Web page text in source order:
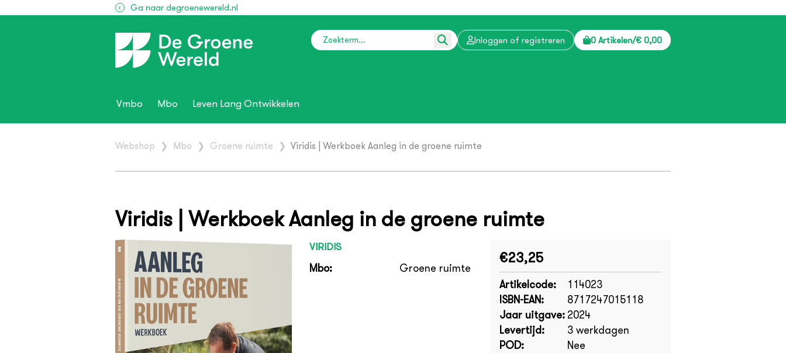
Ga naar degroenewereld.nl
Inloggen of registreren 0 Artikelen/€ 0,00
Vmbo Mbo Leven Lang Ontwikkelen
Webshop ❯ Mbo ❯ Groene ruimte ❯ Viridis | Werkboek Aanleg in de groene ruimte
Viridis | Werkboek Aanleg in de groene ruimte
VIRIDIS
Mbo: Groene ruimte
€23,25
Artikelcode:
114023
ISBN-EAN:
8717247015118
Jaar uitgave: 2024
Levertijd:
3 werkdagen
POD:
Nee